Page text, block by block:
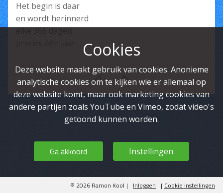
Cookies
Deze website maakt gebruik van cookies. Anonieme
analytische cookies om te kijken wie er allemaal op
deze website komt, maar ook marketing cookies van
andere partijen zoals YouTube en Vimeo, zodat video's
getoond kunnen worden.
Ga akkoord Instellingen
Het begin is daar
en wordt herinnerd
elke 365 dagen
© 2026 Ramon Kool | Inloggen | Cookie instellingen